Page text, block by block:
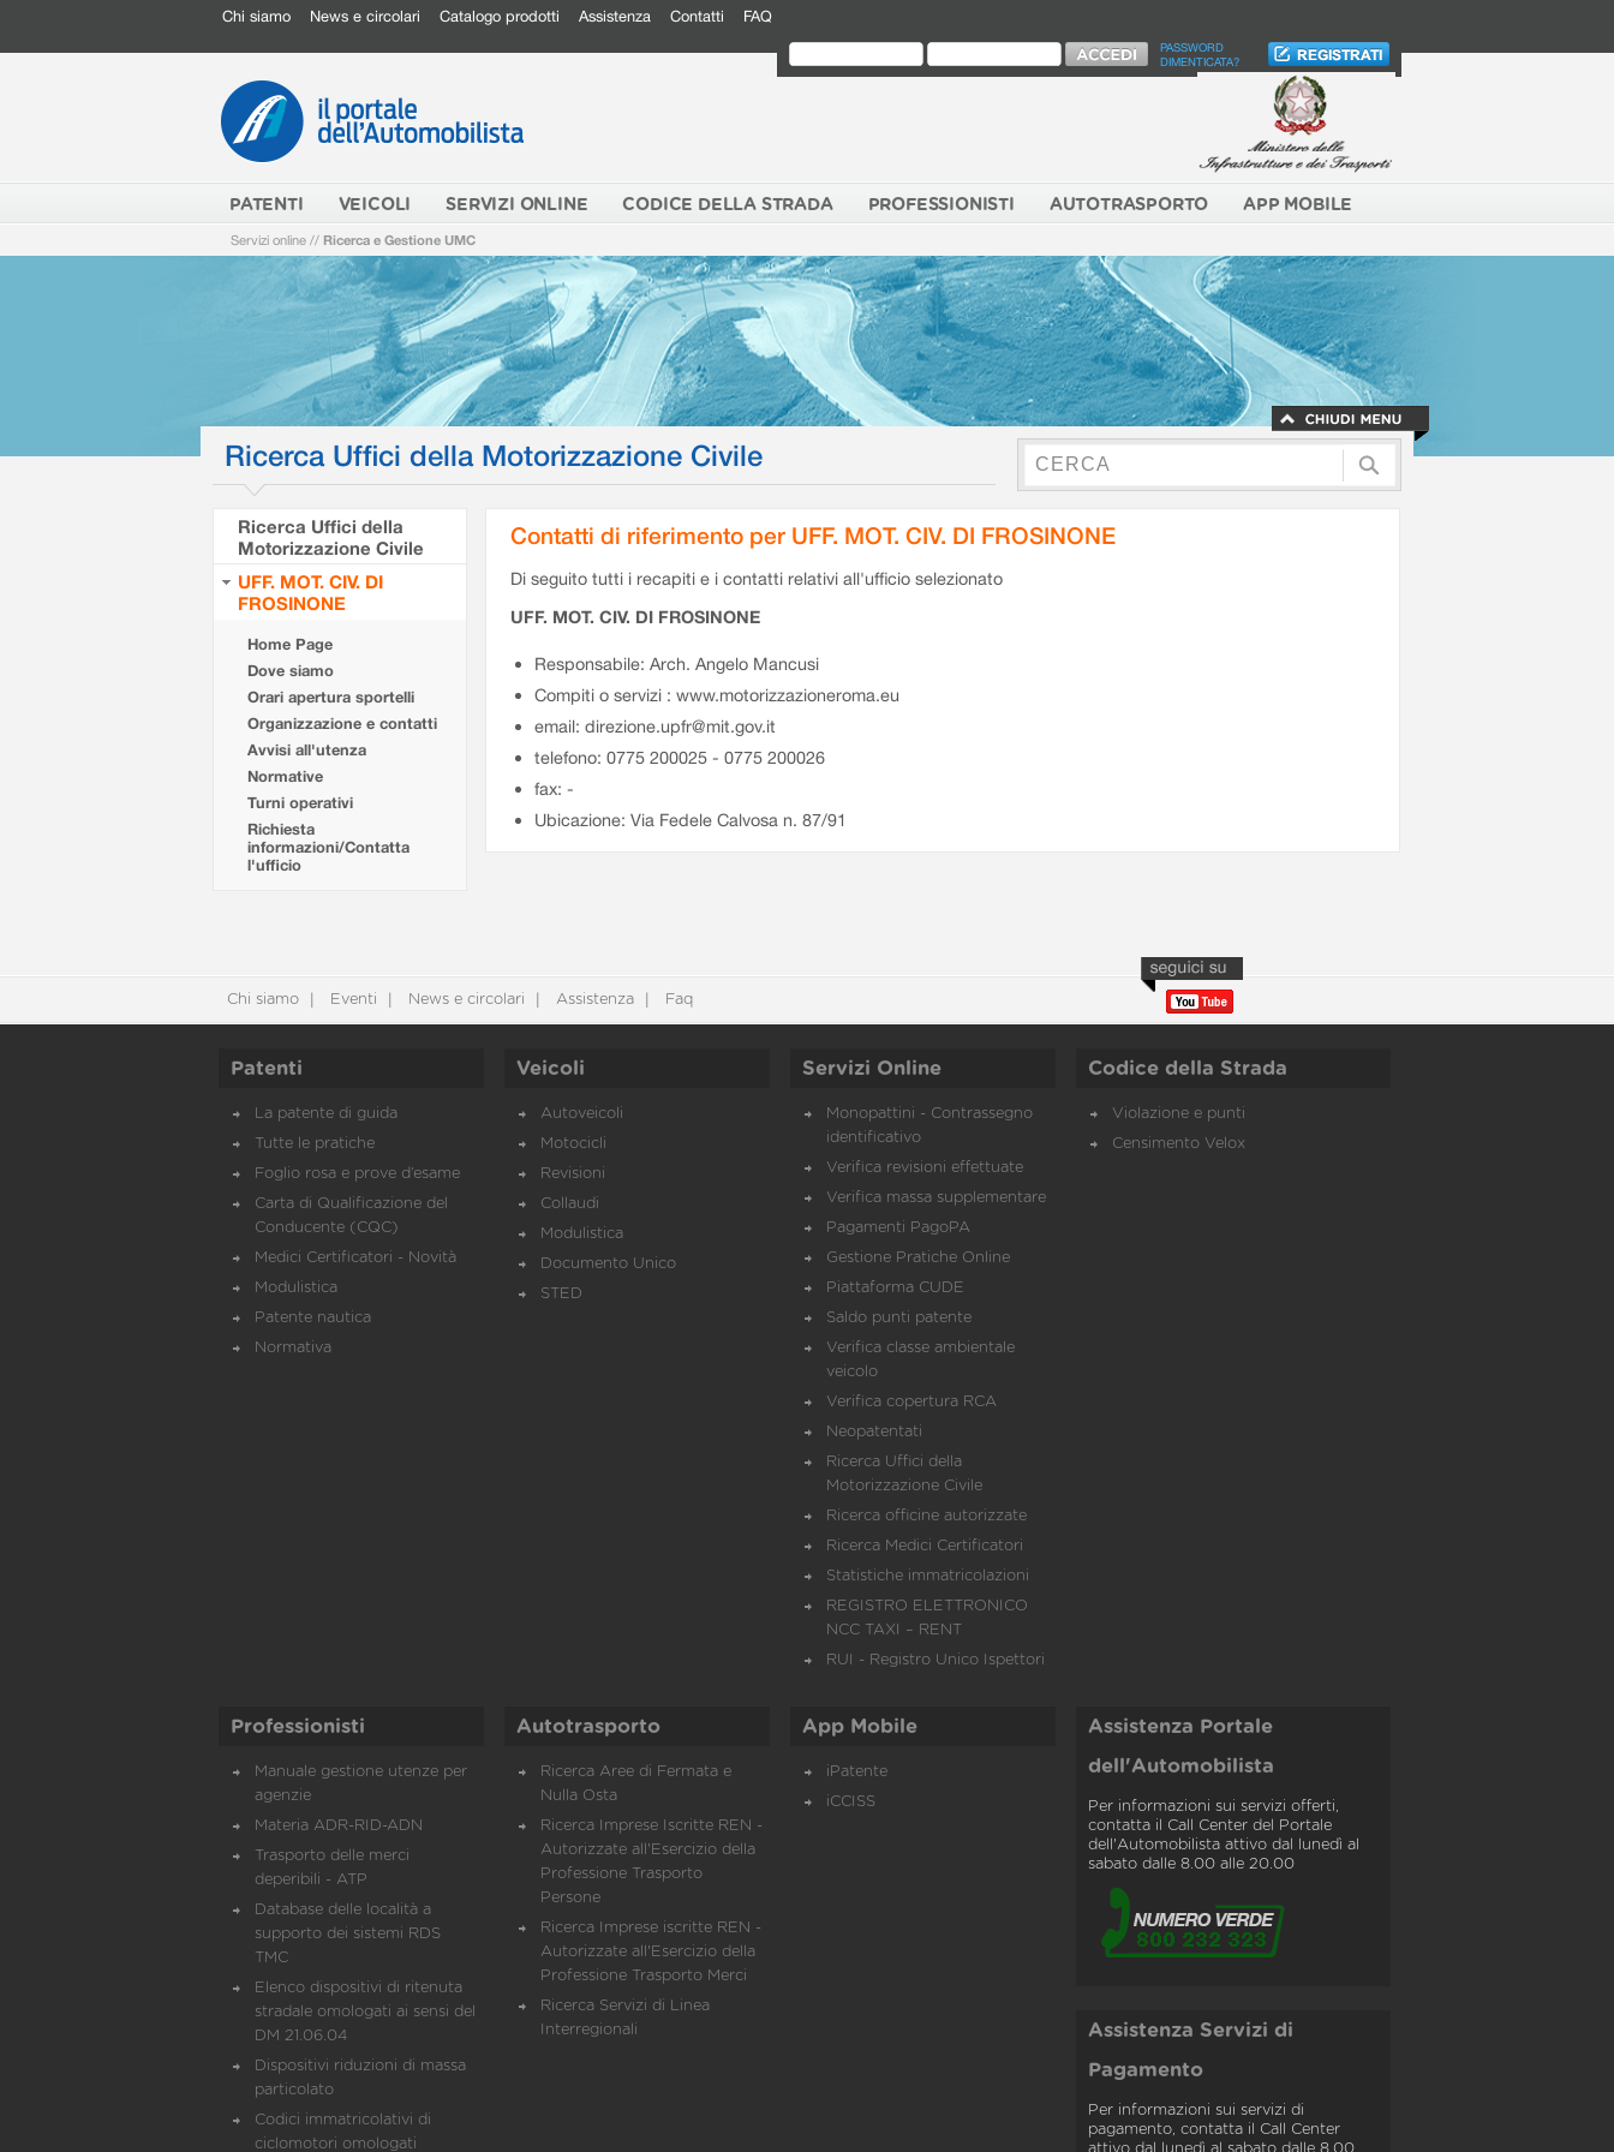
Chi siamo News e circolari Catalogo prodotti Assistenza Contatti FAQ
PASSWORD
DIMENTICATA?
PATENTI VEICOLI SERVIZI ONLINE CODICE DELLA STRADA PROFESSIONISTI AUTOTRASPORTO APP MOBILE
Servizi online // Ricerca e Gestione UMC
Ricerca Uffici della Motorizzazione Civile
Ricerca Uffici della
Motorizzazione Civile
UFF. MOT. CIV. DI
FROSINONE
Home Page
Dove siamo
Orari apertura sportelli
Organizzazione e contatti
Avvisi all'utenza
Normative
Turni operativi
Richiesta
informazioni/Contatta
l'ufficio
Contatti di riferimento per UFF. MOT. CIV. DI FROSINONE
Di seguito tutti i recapiti e i contatti relativi all'ufficio selezionato
UFF. MOT. CIV. DI FROSINONE
Responsabile: Arch. Angelo Mancusi
Compiti o servizi : www.motorizzazioneroma.eu
email: direzione.upfr@mit.gov.it
telefono: 0775 200025 - 0775 200026
fax: -
Ubicazione: Via Fedele Calvosa n. 87/91
Chi siamo Eventi News e circolari Assistenza Faq
Patenti
La patente di guida
Tutte le pratiche
Foglio rosa e prove d’esame
Carta di Qualificazione del
Conducente (CQC)
Medici Certificatori - Novità
Modulistica
Patente nautica
Normativa
Veicoli
Autoveicoli
Motocicli
Revisioni
Collaudi
Modulistica
Documento Unico
STED
Servizi Online
Monopattini - Contrassegno
identificativo
Verifica revisioni effettuate
Verifica massa supplementare
Pagamenti PagoPA
Gestione Pratiche Online
Piattaforma CUDE
Saldo punti patente
Verifica classe ambientale
veicolo
Verifica copertura RCA
Neopatentati
Ricerca Uffici della
Motorizzazione Civile
Ricerca officine autorizzate
Ricerca Medici Certificatori
Statistiche immatricolazioni
REGISTRO ELETTRONICO
NCC TAXI – RENT
RUI - Registro Unico Ispettori
Codice della Strada
Violazione e punti
Censimento Velox
Professionisti
Manuale gestione utenze per
agenzie
Materia ADR-RID-ADN
Trasporto delle merci
deperibili - ATP
Database delle località a
supporto dei sistemi RDS
TMC
Elenco dispositivi di ritenuta
stradale omologati ai sensi del
DM 21.06.04
Dispositivi riduzioni di massa
particolato
Codici immatricolativi di
ciclomotori omologati
Autotrasporto
Ricerca Aree di Fermata e
Nulla Osta
Ricerca Imprese Iscritte REN -
Autorizzate all'Esercizio della
Professione Trasporto
Persone
Ricerca Imprese iscritte REN -
Autorizzate all'Esercizio della
Professione Trasporto Merci
Ricerca Servizi di Linea
Interregionali
App Mobile
iPatente
iCCISS
Assistenza Portale
dell'Automobilista
Per informazioni sui servizi offerti,
contatta il Call Center del Portale
dell'Automobilista attivo dal lunedì al
sabato dalle 8.00 alle 20.00
Assistenza Servizi di
Pagamento
Per informazioni sui servizi di
pagamento, contatta il Call Center